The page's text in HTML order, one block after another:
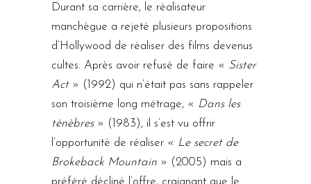
Durant sa carrière, le réalisateur
manchègue a rejeté plusieurs propositions
d’Hollywood de réaliser des films devenus
cultes. Après avoir refusé de faire « Sister
Act» (1992) qui n’était pas sans rappeler
son troisième long métrage, « Dans les
ténèbres» (1983), il s’est vu offrir
l’opportunité de réaliser « Le secret de
Brokeback Mountain » (2005) mais a
préféré décliné l’offre, craignant que le